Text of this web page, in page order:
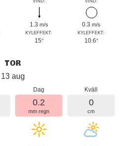
VIND:
1.3 m/s
KYLEFFEKT:
15°
VIND:
0.3 m/s
KYLEFFEKT:
10.6°
TOR
13 aug
Dag
0.2
mm regn
Kväll
0
cm